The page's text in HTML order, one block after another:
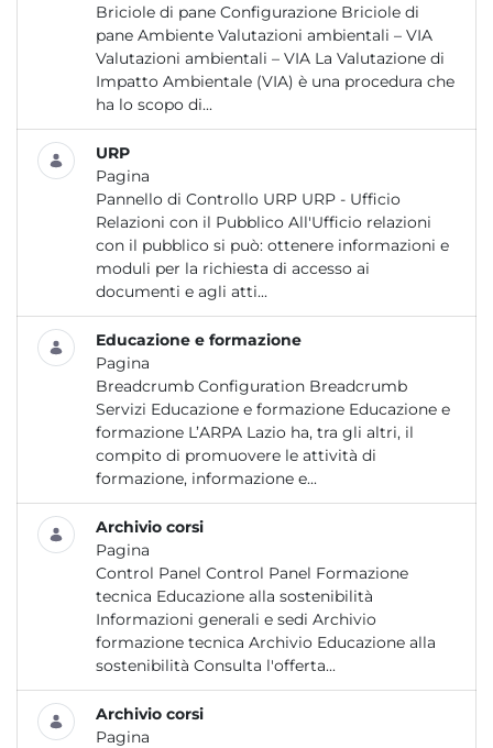
Briciole di pane Configurazione Briciole di
pane Ambiente Valutazioni ambientali – VIA
Valutazioni ambientali – VIA La Valutazione di
Impatto Ambientale (VIA) è una procedura che
ha lo scopo di...
URP
Pagina
Pannello di Controllo URP URP - Ufficio
Relazioni con il Pubblico All'Ufficio relazioni
con il pubblico si può: ottenere informazioni e
moduli per la richiesta di accesso ai
documenti e agli atti...
Educazione e formazione
Pagina
Breadcrumb Configuration Breadcrumb
Servizi Educazione e formazione Educazione e
formazione L’ARPA Lazio ha, tra gli altri, il
compito di promuovere le attività di
formazione, informazione e...
Archivio corsi
Pagina
Control Panel Control Panel Formazione
tecnica Educazione alla sostenibilità
Informazioni generali e sedi Archivio
formazione tecnica Archivio Educazione alla
sostenibilità Consulta l'offerta...
Archivio corsi
Pagina